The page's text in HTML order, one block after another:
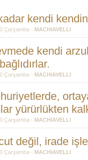
kendi
Çarşamba - MACHIAVELLI
kendi
Çarşamba - MACHIAVELLI
yürürlükten
Çarşamba - MACHIAVELLI
değil, irade
Çarşamba - MACHIAVELLI